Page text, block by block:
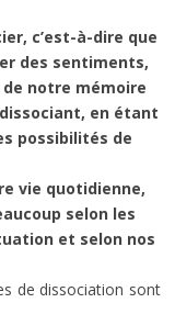
c’est-à-dire que
des sentiments,
notre mémoire
en étant
possibilités de
vie quotidienne,
selon les
et selon nos
de dissociation sont